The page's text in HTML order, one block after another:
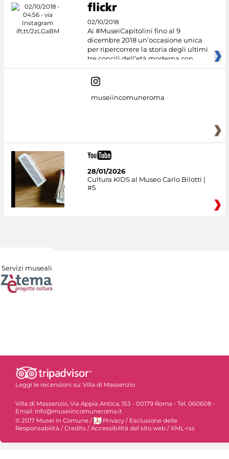
02/10/2018
Ai #MuseiCapitolini fino al 9
dicembre 2018 un’occasione unica
per ripercorrere la storia degli ultimi
tre concili dell’età moderna con
museiincomuneroma
28/01/2026
Cultura KIDS al Museo Carlo Bilotti |
#5
Servizi museali
Leggi le recensioni su: Villa di Massenzio
Villa di Massenzio, Via Appia Antica, 153 - 00179 Roma - Tel. 060608 -
Email: info@museiincomuneroma.it
© 2017 Musei in Comune / Privacy / Esclusione delle
Responsabilità /Credits /Accessibilità del sito web /XML-rss